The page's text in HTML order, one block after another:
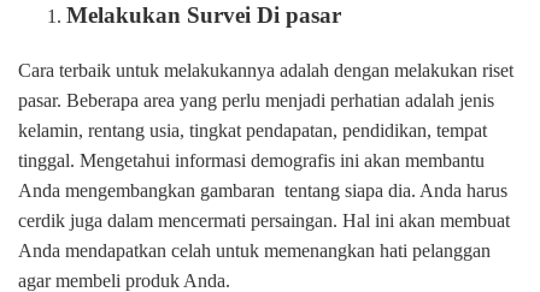
Melakukan Survei Di pasar
Cara terbaik untuk melakukannya adalah dengan melakukan riset
pasar. Beberapa area yang perlu menjadi perhatian adalah jenis
kelamin, rentang usia, tingkat pendapatan, pendidikan, tempat
tinggal. Mengetahui informasi demografis ini akan membantu
Anda mengembangkan gambaran tentang siapa dia. Anda harus
cerdik juga dalam mencermati persaingan. Hal ini akan membuat
Anda mendapatkan celah untuk memenangkan hati pelanggan
agar membeli produk Anda.